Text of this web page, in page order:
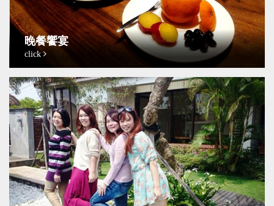
晚餐饗宴
click